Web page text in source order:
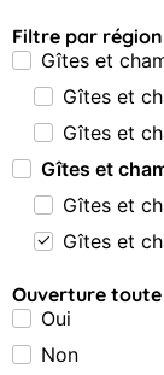
Filtre par région
Gîtes et
Gîtes et
Gîtes et
Gîtes et
Gîtes et
Gîtes et
Ouverture
Oui
Non